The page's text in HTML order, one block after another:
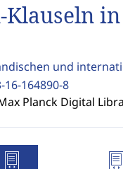
Klauseln
und
16-164890-8
Planck Digital